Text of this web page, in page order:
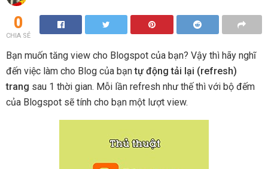
0
CHIA SẺ
Bạn muốn tăng view cho Blogspot của bạn? Vậy thì hãy nghĩ
đến việc làm cho Blog của bạntự động tải lại (refresh)
trang sau 1 thời gian. Mỗi lần refresh như thế thì với bộ đếm
của Blogspot sẽ tính cho bạn một lượt view.